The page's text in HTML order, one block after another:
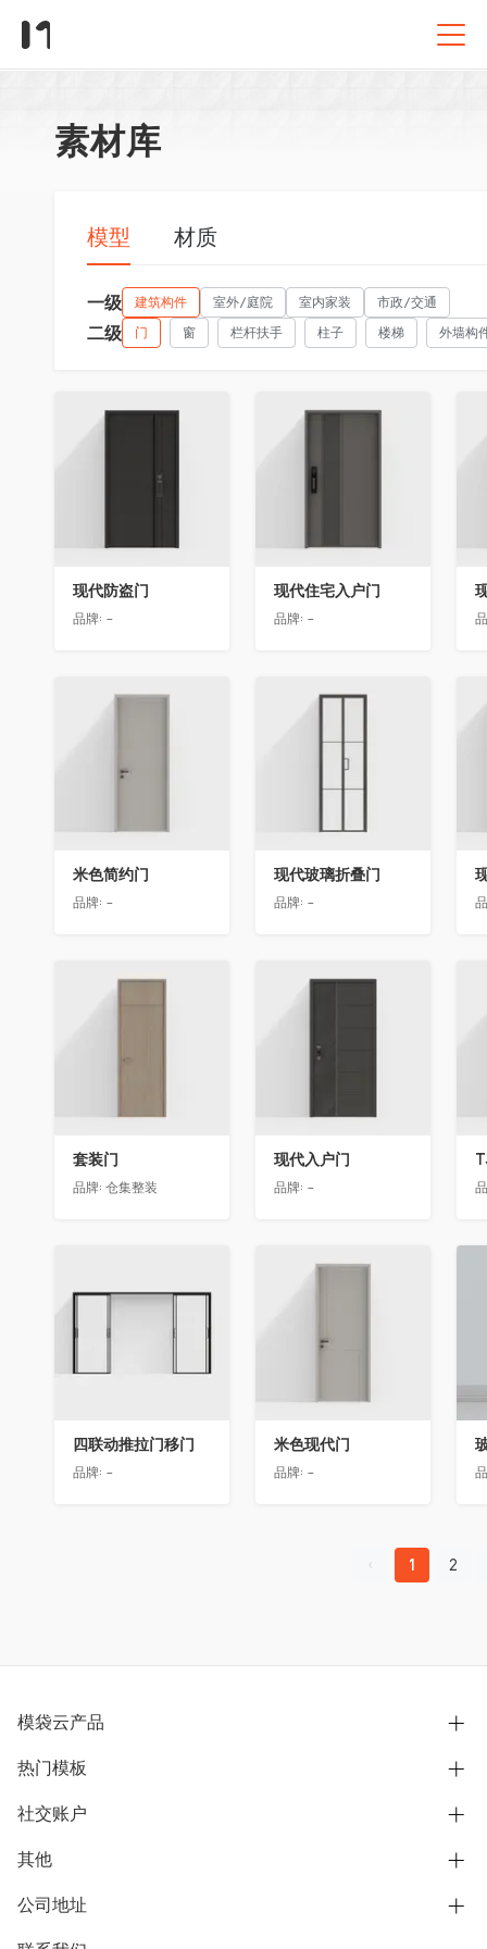
素材库
模型 材质
一级 建筑构件 室外/庭院 室内家装 市政/交通
二级 门 窗 栏杆扶手 柱子 楼梯 外墙构
收藏
现代防盗门
品牌: -
收藏
现代住宅入户门
品牌: -
收藏
米色简约门
品牌: -
收藏
现代玻璃折叠门
品牌: -
收藏
套装门
品牌: 仓集整装
收藏
现代入户门
品牌: -
四联动推拉门移门
品牌: -
收藏
米色现代门
品牌: -
1 2
模袋云产品
别墅设计营销
模型协同展示分享
别墅社区
热门模板
欧式别墅
中式别墅
社交账户
B站
抖音
微信公众号
其他
用户服务协议
隐私政策
公司地址